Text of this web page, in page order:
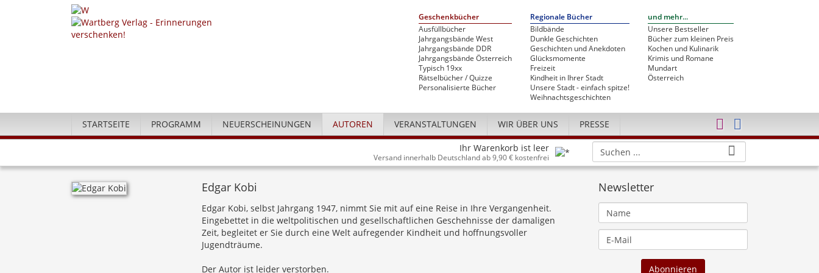
Geschenkbücher
Ausfüllbücher
Jahrgangsbände West
Jahrgangsbände DDR
Jahrgangsbände Österreich
Typisch 19xx
Rätselbücher / Quizze
Personalisierte Bücher
Regionale Bücher
Bildbände
Dunkle Geschichten
Geschichten und Anekdoten
Glücksmomente
Freizeit
Kindheit in Ihrer Stadt
Unsere Stadt - einfach spitze!
Weihnachtsgeschichten
und mehr...
Unsere Bestseller
Bücher zum kleinen Preis
Kochen und Kulinarik
Krimis und Romane
Mundart
Österreich
STARTSEITE PROGRAMM NEUERSCHEINUNGEN AUTOREN VERANSTALTUNGEN WIR ÜBER UNS PRESSE
Ihr Warenkorb ist leer
Versand innerhalb Deutschland ab 9,90 € kostenfrei
Edgar Kobi
Edgar Kobi, selbst Jahrgang 1947, nimmt Sie mit auf eine Reise in Ihre Vergangenheit.
Eingebettet in die weltpolitischen und gesellschaftlichen Geschehnisse der damaligen
Zeit, begleitet er Sie durch eine Welt aufregender Kindheit und hoffnungsvoller
Jugendträume.
Der Autor ist leider verstorben.
Newsletter